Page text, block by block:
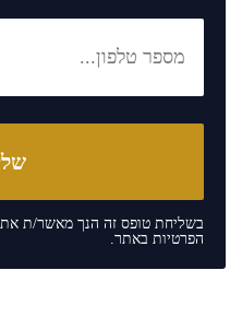
בשליחת טופס זה הנך מאשר/ת את
הפרטיות באתר.